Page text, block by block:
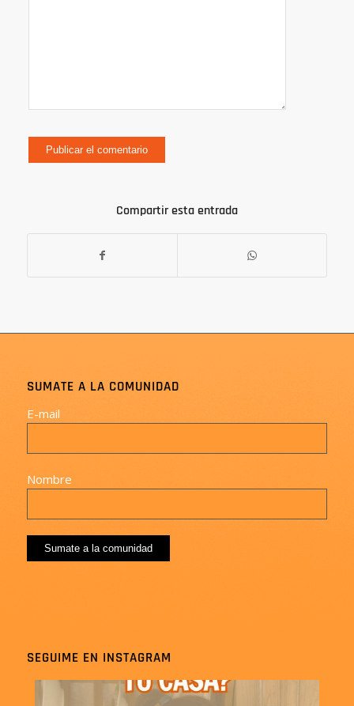
Compartir esta entrada
SUMATE A LA COMUNIDAD
E-mail
Nombre
SEGUIME EN INSTAGRAM